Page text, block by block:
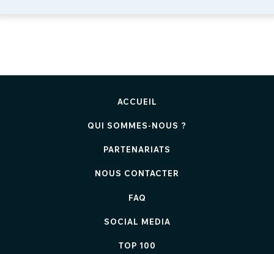
ACCUEIL
QUI SOMMES-NOUS ?
PARTENARIATS
NOUS CONTACTER
FAQ
SOCIAL MEDIA
TOP 100